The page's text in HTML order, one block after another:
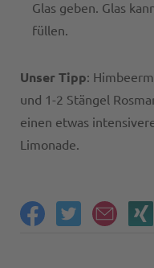
Glas geben. Glas
füllen.
Unser Tipp:
und 1-2 Stängel
einen etwas
Limonade.